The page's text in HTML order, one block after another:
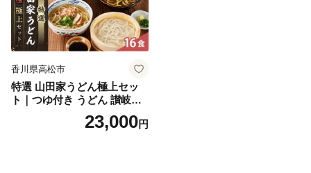
香川県高松市
特選 山田家うどん極上セッ
ト｜つゆ付き うどん 讃岐う
どん さぬきうどん 生麵 うど
んセット カレーうどん 生う
23,000円